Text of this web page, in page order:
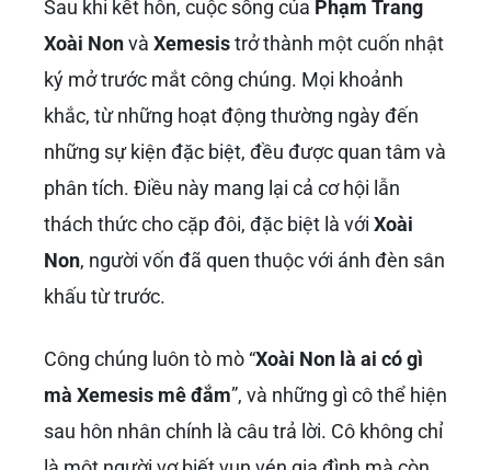
Hơn nữa, phong cách sống của